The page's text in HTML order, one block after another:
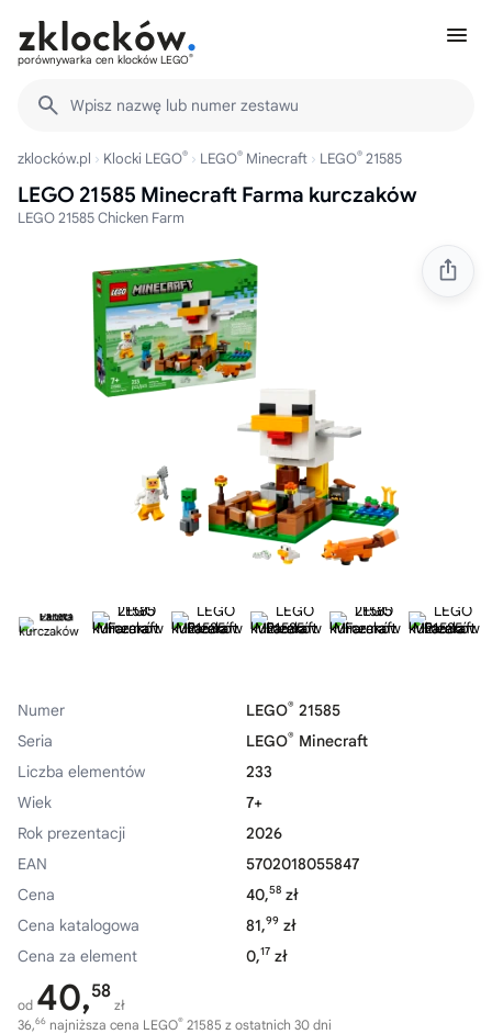
porównywarka cen klocków LEGO®
Wpisz nazwę lub numer zestawu
zklocków.pl Klocki LEGO® LEGO® Minecraft LEGO® 21585
LEGO 21585 Minecraft Farma kurczaków
LEGO 21585 Chicken Farm
Numer LEGO® 21585
Seria
LEGO® Minecraft
Liczba elementów
233
Wiek
7+
Rok prezentacji
2026
EAN
5702018055847
Cena
40,58 zł
Cena katalogowa
81,99 zł
Cena za element
0,17 zł
od 40,58
zł
36,66 najniższa cena LEGO® 21585 z ostatnich 30 dni